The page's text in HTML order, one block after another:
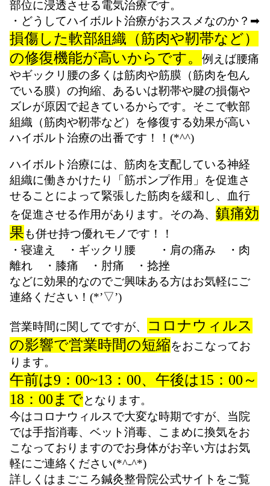
部位に浸透させる電気治療です。
・どうしてハイボルト治療がおススメなのか？➡
損傷した軟部組織（筋肉や靭帯など）
の修復機能が高いからです。
例えば腰痛
やギックリ腰の多くは筋肉や筋膜（筋肉を包ん
でいる膜）の拘縮、あるいは靭帯や腱の損傷や
ズレが原因で起きているからです。 そこで軟部
組織（筋肉や靭帯など）を修復する効果が高い
ハイボルト治療の出番です！！(*^^)
ハイボルト治療には、筋肉を支配している神経
組織に働きかけたり「筋ポンプ作用」を促進さ
せることによって緊張した筋肉を緩和し、血行
を促進させる作用があります。その為、 鎮痛効
果も併せ持つ優れモノです！！
・寝違え ・ギックリ腰 ・肩の痛み ・肉
離れ ・膝痛 ・肘痛 ・捻挫
などに効果的なのでご興味ある方はお気軽にご
連絡ください！(*’▽’)
営業時間に関してですが、
コロナウィルス
の影響で営業時間の短縮をおこなってお
ります。
午前は9：00~13：00、午後は15：00～
18：00までとなります。
今はコロナウィルスで大変な時期ですが、当院
では手指消毒、ベット消毒、こまめに換気をお
こなっておりますのでお身体がお辛い方はお気
軽にご連絡ください(*^-^*)
詳しくはまごころ鍼灸整骨院公式サイトをご覧